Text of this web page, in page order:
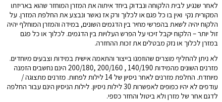
לאחר שנגיע לבית הלקוחה ונבדוק ביחד איתוה את המזרן המוחזר שהוא באריזתו
המקורית נקי ואין בו כל פגם או לכלוך ורק אז נאשר ונבצע את החלפת המזרן. על
הלקוח יהיה לשאת בהפרשי מחיר בין הדגמים השונים, במידה והמזרן המוחלף יהיה
זול יותר – הלקוח יקבל זיכוי על הפרש העלויות בין הדגמים. לכלוך או כל פגם
במזרן לכלוך או נזק מבטלים את זכות ההחזרה.
לא ניתן להחליף מוצרים שהוזמנו בייצור והתאמה אישית במידות וצבעים מיוחדים.
מזרנים השונים מהמידות 140/190 , 200/160 ,200/180 הינם נחשבים הזמנה
מיוחדת. החלפת מזרנים לאחר ניסיון של 14 לילות לפחות. מזרנים מתצוגה /
עודפים לא יהיו כפופים לאפשרות 30 לילות ניסיון. לילות הניסיון הינם עבור החלפה
לדגם אחר של מזרן ולא ביטול והחזר כספי.